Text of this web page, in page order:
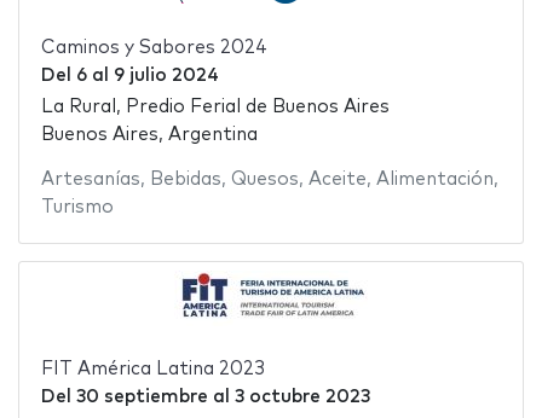
Caminos y Sabores 2024
Del 6al 9 julio 2024
La Rural, Predio Ferial de Buenos Aires
Buenos Aires, Argentina
Artesanías, Bebidas, Quesos, Aceite, Alimentación,
Turismo
FIT América Latina 2023
Del 30 septiembre al 3 octubre 2023